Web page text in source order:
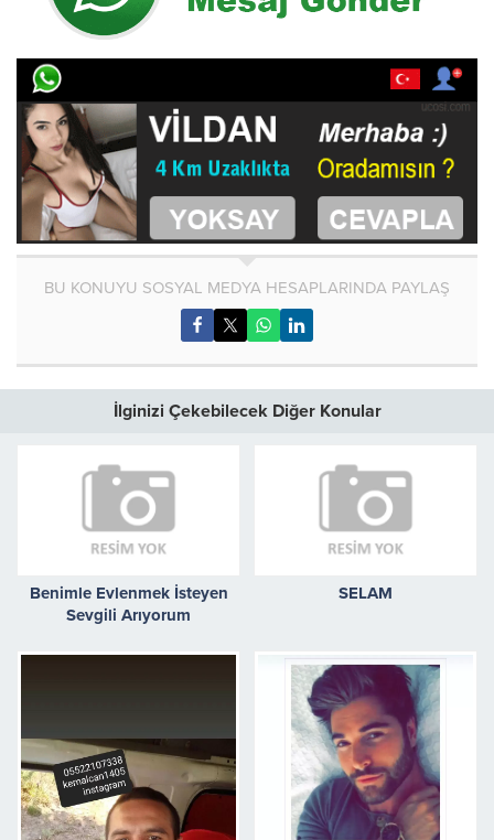
BU KONUYU SOSYAL MEDYA HESAPLARINDA PAYLAŞ
İlginizi Çekebilecek Diğer Konular
Benimle Evlenmek İsteyen
Sevgili Arıyorum
SELAM